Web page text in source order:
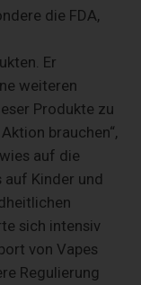
die FDA,
Er
weiteren
Produkte zu
brauchen“,
auf die
auf Kinder und
sich intensiv
von Vapes
Regulierung